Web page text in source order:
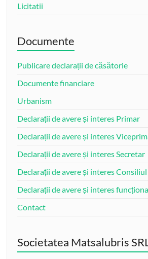
Licitatii
Documente
Publicare declarații de căsătorie
Documente financiare
Urbanism
Declarații de avere și interes Primar
Declarații de avere și interes
Declarații de avere și interes Secretar
Declarații de avere și interes
Declarații de avere și interes
Contact
Societatea Matsalubris